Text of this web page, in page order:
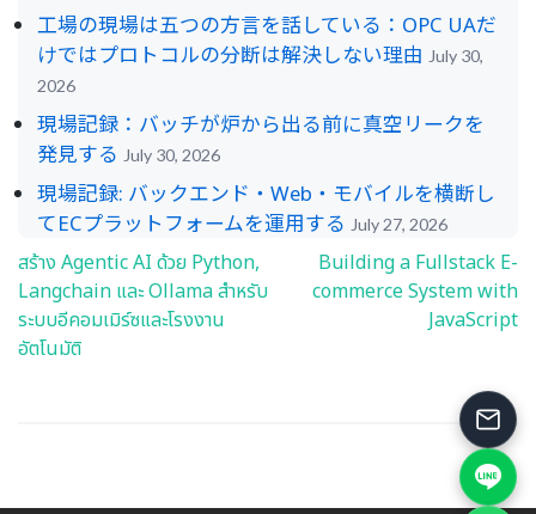
工場の現場は五つの方言を話している：OPC UAだ
けではプロトコルの分断は解決しない理由 July 30,
2026
現場記録：バッチが炉から出る前に真空リークを
発見する July 30, 2026
現場記録: バックエンド・Web・モバイルを横断し
てECプラットフォームを運用する July 27, 2026
Post
navigation
สร้าง Agentic AI ด้วย Python,
Langchain และ Ollama สำหรับ
ระบบอีคอมเมิร์ซและโรงงาน
อัตโนมัติ
Building a Fullstack E-
commerce System with
JavaScript